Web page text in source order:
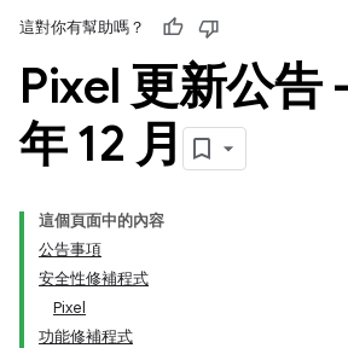
這對你有幫助嗎？
Pixel 更新公告
年 12 月
這個頁面中的內容
公告事項
安全性修補程式
Pixel
功能修補程式